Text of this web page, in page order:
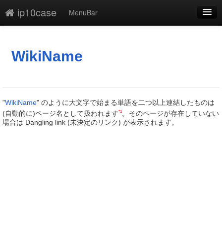
ip10case
MenuBar
添付
最終更新
WikiName
"WikiName" のように大文字で始まる単語を二つ以上連結したものは
(自動的に)ページ名として扱われます*1。そのページが存在していない
場合は Dangling link (未決定のリンク) が表示されます。